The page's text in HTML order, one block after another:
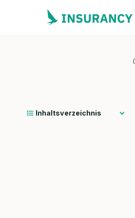
Inhaltsverzeichnis